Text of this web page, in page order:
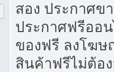
สอง ประกาศข
ประกาศฟรีออ
ของฟรี ลงโฆ
สินค้าฟรีไม่ต้อ